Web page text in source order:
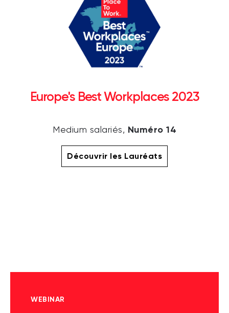
Europe's Best Workplaces 2023
Medium salariés, Numéro 14
Découvrir les Lauréats
WEBINAR